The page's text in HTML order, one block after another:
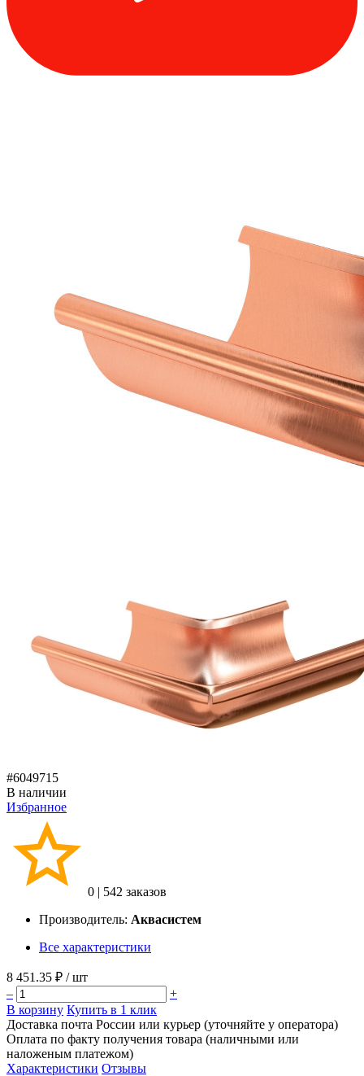
#6049715
В наличии
Избранное
0 | 542 заказов
Производитель: Аквасистем
Все характеристики
8 451.35 ₽ / шт
–
+
В корзину Купить в 1 клик
Доставка почта России или курьер (уточняйте у оператора)
Оплата по факту получения товара (наличными или
наложеным платежом)
Характеристики Отзывы